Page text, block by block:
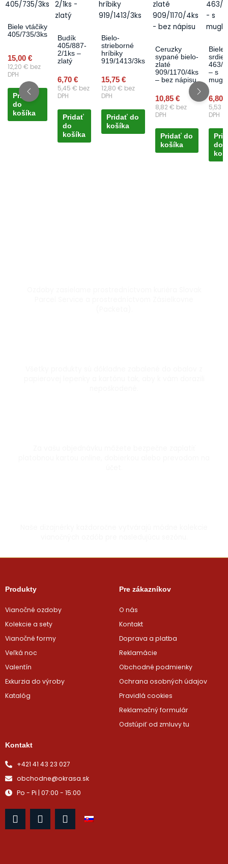
Biele vtáčiky
405/735/3ks
15,00 €
12,20 € bez
DPH
Pridať
do
košíka
Budík
405/887-
2/1ks –
zlatý
6,70 €
5,45 € bez
DPH
Pridať
do
košíka
Bielo-
strieborné
hríbiky
919/1413/3ks
15,75 €
12,80 € bez
DPH
Pridať do
košíka
Ceruzky
sypané bielo-
zlaté
909/1170/4ks
– bez nápisu
10,85 €
8,82 € bez
DPH
Pridať do
košíka
Biele
463/
– s
6,80
5,53
DPH
do
Produkty
Vianočné ozdoby
Kolekcie a sety
Vianočné formy
Veľká noc
Valentín
Exkurzia do výroby
Katalóg
Pre zákazníkov
O nás
Kontakt
Doprava a platba
Reklamácie
Obchodné podmienky
Ochrana osobných údajov
Pravidlá cookies
Reklamačný formulár
Odstúpiť od zmluvy tu
Kontakt
+421 41 43 23 027
obchodne@okrasa.sk
Po - Pi | 07:00 - 15:00
F
a
c
I
n
s
Y
o
u